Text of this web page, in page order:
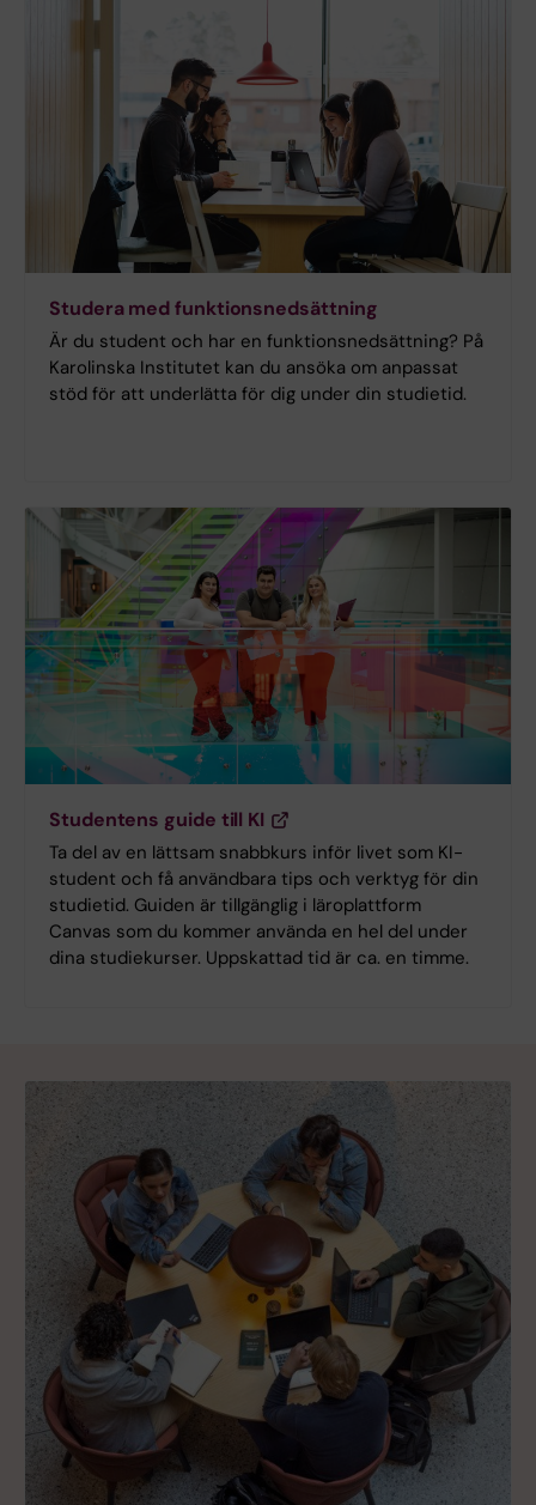
Studera med funktionsnedsättning
Är du student och har en funktionsnedsättning? På
Karolinska Institutet kan du ansöka om anpassat
stöd för att underlätta för dig under din studietid.
Studentens guide till KI
Ta del av en lättsam snabbkurs inför livet som KI-
student och få användbara tips och verktyg för din
studietid. Guiden är tillgänglig i läroplattform
Canvas som du kommer använda en hel del under
dina studiekurser. Uppskattad tid är ca. en timme.